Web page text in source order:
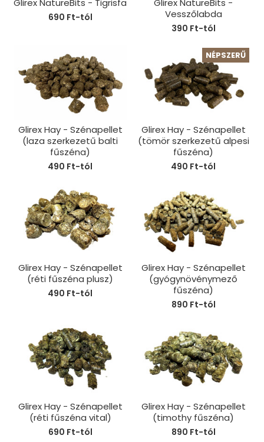
Glirex NatureBits - Tigrisfa
690 Ft-tól
Glirex NatureBits -
Vesszőlabda
390 Ft-tól
Glirex Hay - Szénapellet
(laza szerkezetű balti
fűszéna)
490 Ft-tól
NÉPSZERŰ
Glirex Hay - Szénapellet
(tömör szerkezetű alpesi
fűszéna)
490 Ft-tól
Glirex Hay - Szénapellet
(réti fűszéna plusz)
490 Ft-tól
Glirex Hay - Szénapellet
(gyógynövénymező
fűszéna)
890 Ft-tól
Glirex Hay - Szénapellet
(réti fűszéna vital)
690 Ft-tól
Glirex Hay - Szénapellet
(timothy fűszéna)
890 Ft-tól